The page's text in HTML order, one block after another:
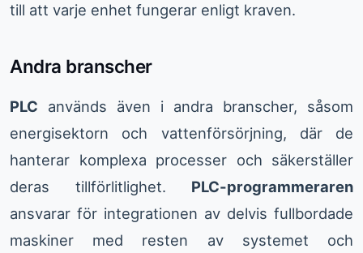
till att varje enhet fungerar enligt kraven.
Andra branscher
PLC används även i andra branscher, såsom
energisektorn och vattenförsörjning, där de
hanterar komplexa processer och säkerställer
deras tillförlitlighet. PLC-programmeraren
ansvarar för integrationen av delvis fullbordade
maskiner med resten av systemet och